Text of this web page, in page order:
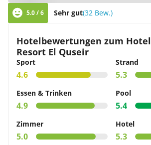
5.0 / 6 Sehr gut(32 Bew.)
Hotelbewertungen zum
Resort El Quseir
Sport
4.6
Strand
5.3
Essen & Trinken
4.9
Pool
5.4
Zimmer
5.0
Hotel
5.3